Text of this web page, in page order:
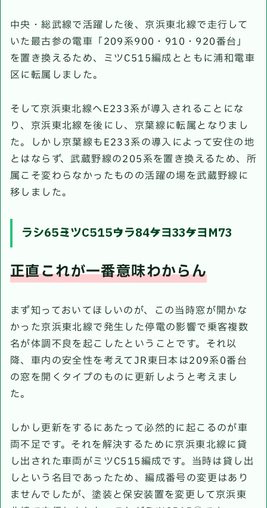
中央・総武線で活躍した後、京浜東北線で走行して
いた最古参の電車「209系900・910・920番台」
を置き換えるため、ミツC515編成とともに浦和電車
区に転属しました。
そして京浜東北線へE233系が導入されることにな
り、京浜東北線を後にし、京葉線に転属となりまし
た。しかし京葉線もE233系の導入によって安住の地
とはならず、武蔵野線の205系を置き換えるため、所
属こそ変わらなかったものの活躍の場を武蔵野線に
移しました。
ラシ65→ミツC515→ウラ84→ケヨ33→ケヨM73
正直これが一番意味わからん
まず知っておいてほしいのが、この当時窓が開かな
かった京浜東北線で発生した停電の影響で乗客複数
名が体調不良を起こしたということです。それ以
降、車内の安全性を考えてJR東日本は209系0番台
の窓を開くタイプのものに更新しようと考えまし
た。
しかし更新をするにあたって必然的に起こるのが車
両不足です。それを解決するために京浜東北線に貸
し出された車両がミツC515編成です。当時は貸し出
しという名目であったため、編成番号の変更はあり
ませんでしたが、塗装と保安装置を変更して京浜東